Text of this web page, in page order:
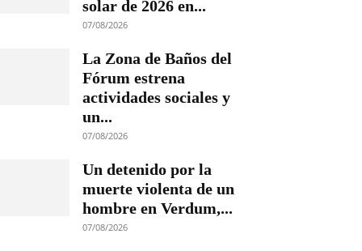
solar de 2026 en...
07/08/2026
La Zona de Baños del
Fórum estrena
actividades sociales y
un...
07/08/2026
Un detenido por la
muerte violenta de un
hombre en Verdum,...
07/08/2026